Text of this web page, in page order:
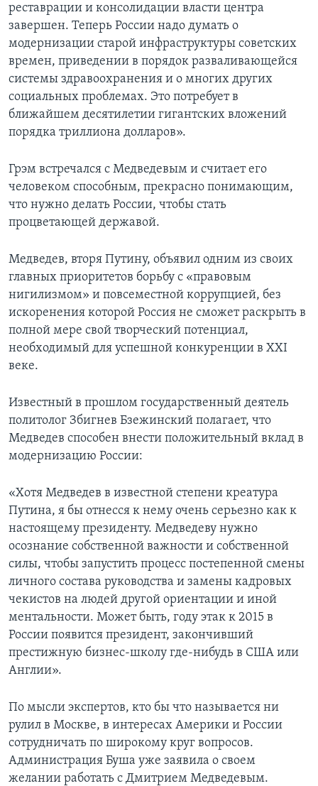
реставрации и консолидации власти центра
завершен. Теперь России надо думать о
модернизации старой инфраструктуры советских
времен, приведении в порядок разваливающейся
системы здравоохранения и о многих других
социальных проблемах. Это потребует в
ближайшем десятилетии гигантских вложений
порядка триллиона долларов».
Грэм встречался с Медведевым и считает его
человеком способным, прекрасно понимающим,
что нужно делать России, чтобы стать
процветающей державой.
Медведев, вторя Путину, объявил одним из своих
главных приоритетов борьбу с «правовым
нигилизмом» и повсеместной коррупцией, без
искоренения которой Россия не сможет раскрыть в
полной мере свой творческий потенциал,
необходимый для успешной конкуренции в XXI
веке.
Известный в прошлом государственный деятель
политолог Збигнев Бзежинский полагает, что
Медведев способен внести положительный вклад в
модернизацию России:
«Хотя Медведев в известной степени креатура
Путина, я бы отнесся к нему очень серьезно как к
настоящему президенту. Медведеву нужно
осознание собственной важности и собственной
силы, чтобы запустить процесс постепенной смены
личного состава руководства и замены кадровых
чекистов на людей другой ориентации и иной
ментальности. Может быть, году этак к 2015 в
России появится президент, закончивший
престижную бизнес-школу где-нибудь в США или
Англии».
По мысли экспертов, кто бы что называется ни
рулил в Москве, в интересах Америки и России
сотрудничать по широкому круг вопросов.
Администрация Буша уже заявила о своем
желании работать с Дмитрием Медведевым.